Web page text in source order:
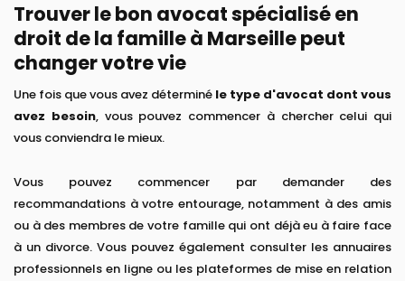
Trouver le bon avocat spécialisé en
droit de la famille à Marseille peut
changer votre vie
Une fois que vous avez déterminé le type d'avocat dont vous
avez besoin, vous pouvez commencer à chercher celui qui
vous conviendra le mieux.
Vous pouvez commencer par demander des
recommandations à votre entourage, notamment à des amis
ou à des membres de votre famille qui ont déjà eu à faire face
à un divorce. Vous pouvez également consulter les annuaires
professionnels en ligne ou les plateformes de mise en relation